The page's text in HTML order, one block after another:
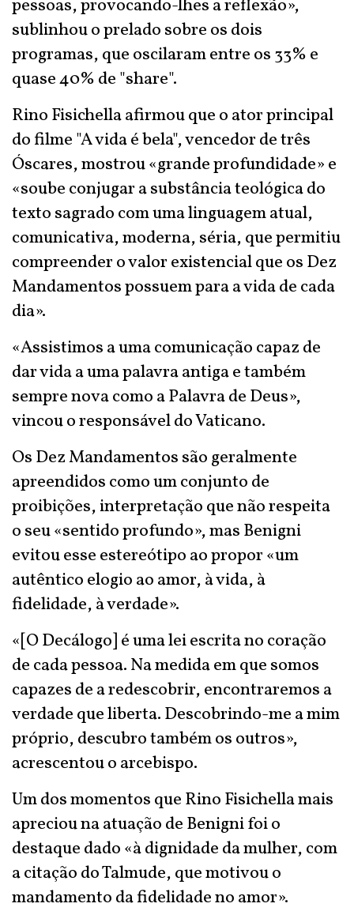
pessoas, provocando-lhes a reflexão»,
sublinhou o prelado sobre os dois
programas, que oscilaram entre os 33% e
quase 40% de "share".
Rino Fisichella afirmou que o ator principal
do filme "A vida é bela", vencedor de três
Óscares, mostrou «grande profundidade» e
«soube conjugar a substância teológica do
texto sagrado com uma linguagem atual,
comunicativa, moderna, séria, que permitiu
compreender o valor existencial que os Dez
Mandamentos possuem para a vida de cada
dia».
«Assistimos a uma comunicação capaz de
dar vida a uma palavra antiga e também
sempre nova como a Palavra de Deus»,
vincou o responsável do Vaticano.
Os Dez Mandamentos são geralmente
apreendidos como um conjunto de
proibições, interpretação que não respeita
o seu «sentido profundo», mas Benigni
evitou esse estereótipo ao propor «um
autêntico elogio ao amor, à vida, à
fidelidade, à verdade».
«[O Decálogo] é uma lei escrita no coração
de cada pessoa. Na medida em que somos
capazes de a redescobrir, encontraremos a
verdade que liberta. Descobrindo-me a mim
próprio, descubro também os outros»,
acrescentou o arcebispo.
Um dos momentos que Rino Fisichella mais
apreciou na atuação de Benigni foi o
destaque dado «à dignidade da mulher, com
a citação do Talmude, que motivou o
mandamento da fidelidade no amor».